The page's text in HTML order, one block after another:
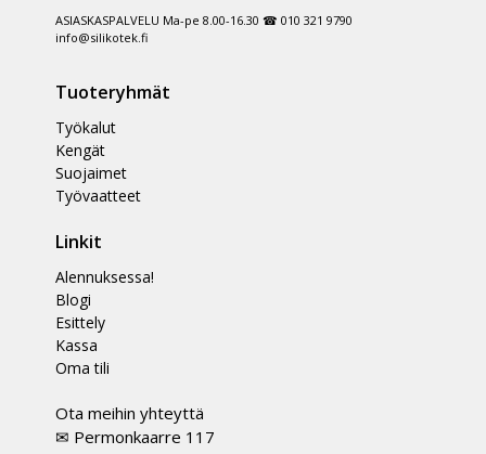
ASIASKASPALVELU Ma-pe 8.00-16.30 ☎ 010 321 9790
info@silikotek.fi
Tuoteryhmät
Työkalut
Kengät
Suojaimet
Työvaatteet
Linkit
Alennuksessa!
Blogi
Esittely
Kassa
Oma tili
Ota meihin yhteyttä
✉ Permonkaarre 117